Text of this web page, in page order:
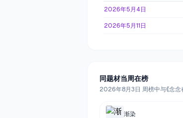
2026年5月4日
2026年5月11日
同题材当周在榜
2026年8月3日 周榜中与《念念
渐染